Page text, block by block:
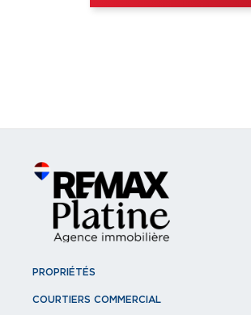
PROPRIÉTÉS
COURTIERS COMMERCIAL